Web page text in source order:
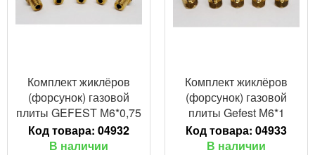
Комплект жиклёров
(форсунок) газовой
плиты GEFEST М6*0,75
(сжиженный газ)
Код товара: 04932
В наличии
Комплект жиклёров
(форсунок) газовой
плиты Gefest М6*1
(природный газ)
Код товара: 04933
В наличии